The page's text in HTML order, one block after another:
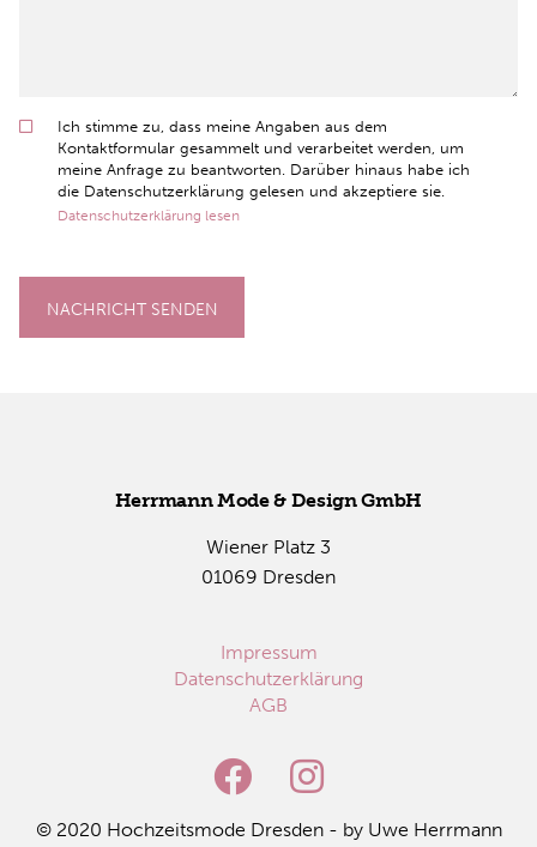
Ich stimme zu, dass meine Angaben aus dem
Kontaktformular gesammelt und verarbeitet werden, um
meine Anfrage zu beantworten. Darüber hinaus habe ich
die Datenschutzerklärung gelesen und akzeptiere sie.
Datenschutzerklärung lesen
NACHRICHT SENDEN
Herr­mann Mode & De­sign GmbH
Wie­ner Platz 3
01069 Dres­den
Impressum
Datenschutzerklärung
AGB
© 2020 Hoch­zeits­mo­de Dres­den - by Uwe Herr­mann